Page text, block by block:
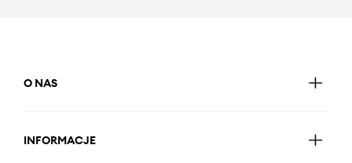
O NAS
INFORMACJE